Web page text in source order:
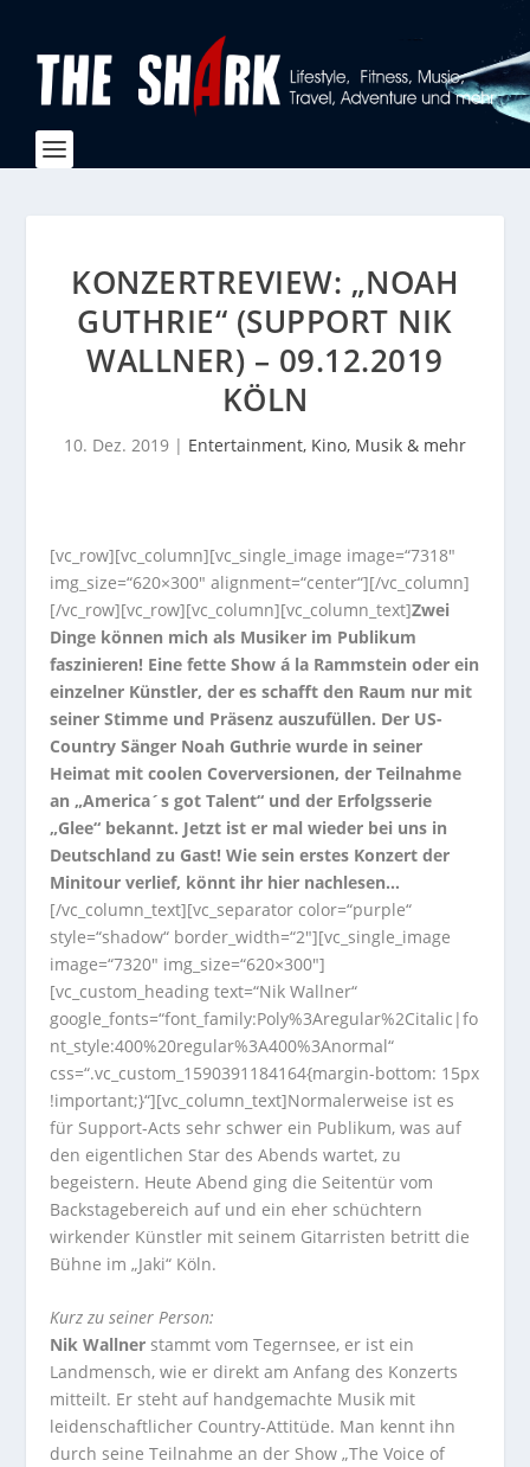
KONZERTREVIEW: „NOAH
GUTHRIE“ (SUPPORT NIK
WALLNER) – 09.12.2019
KÖLN
10. Dez. 2019 | Entertainment, Kino, Musik & mehr
[vc_row][vc_column][vc_single_image image=“7318″
img_size=“620×300″ alignment=“center“][/vc_column]
[/vc_row][vc_row][vc_column][vc_column_text]Zwei
Dinge können mich als Musiker im Publikum
faszinieren! Eine fette Show á la Rammstein oder ein
einzelner Künstler, der es schafft den Raum nur mit
seiner Stimme und Präsenz auszufüllen. Der US-
Country Sänger Noah Guthrie wurde in seiner
Heimat mit coolen Coverversionen, der Teilnahme
an „America´s got Talent“ und der Erfolgsserie
„Glee“ bekannt. Jetzt ist er mal wieder bei uns in
Deutschland zu Gast! Wie sein erstes Konzert der
Minitour verlief, könnt ihr hier nachlesen…
[/vc_column_text][vc_separator color=“purple“
style=“shadow“ border_width=“2″][vc_single_image
image=“7320″ img_size=“620×300″]
[vc_custom_heading text=“Nik Wallner“
google_fonts=“font_family:Poly%3Aregular%2Citalic|fo
nt_style:400%20regular%3A400%3Anormal“
css=“.vc_custom_1590391184164{margin-bottom: 15px
!important;}“][vc_column_text]Normalerweise ist es
für Support-Acts sehr schwer ein Publikum, was auf
den eigentlichen Star des Abends wartet, zu
begeistern. Heute Abend ging die Seitentür vom
Backstagebereich auf und ein eher schüchtern
wirkender Künstler mit seinem Gitarristen betritt die
Bühne im „Jaki“ Köln.
Kurz zu seiner Person:
Nik Wallner stammt vom Tegernsee, er ist ein
Landmensch, wie er direkt am Anfang des Konzerts
mitteilt. Er steht auf handgemachte Musik mit
leidenschaftlicher Country-Attitüde. Man kennt ihn
durch seine Teilnahme an der Show „The Voice of